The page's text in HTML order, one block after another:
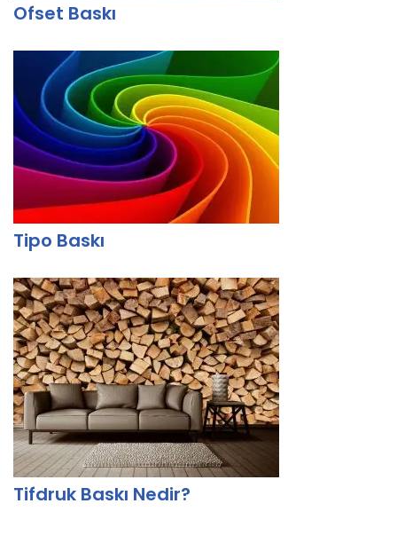
Ofset Baskı
Tipo Baskı
Tifdruk Baskı Nedir?